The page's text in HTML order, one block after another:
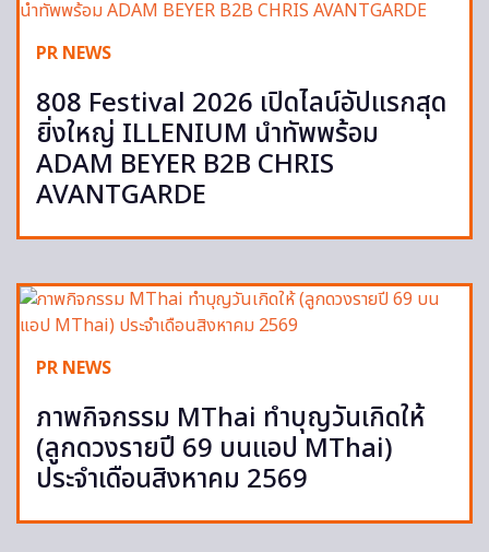
PR NEWS
808 Festival 2026 เปิดไลน์อัปแรกสุด
ยิ่งใหญ่ ILLENIUM นำทัพพร้อม
ADAM BEYER B2B CHRIS
AVANTGARDE
PR NEWS
ภาพกิจกรรม MThai ทำบุญวันเกิดให้
(ลูกดวงรายปี 69 บนแอป MThai)
ประจำเดือนสิงหาคม 2569